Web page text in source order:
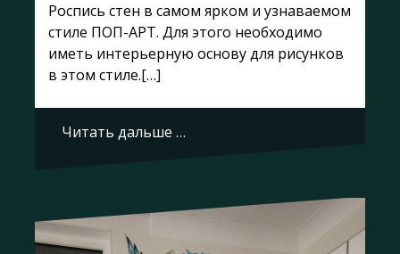
Роспись стен в самом ярком и узнаваемом
стиле ПОП-АРТ. Для этого необходимо
иметь интерьерную основу для рисунков
в этом стиле.[…]
Читать дальше …